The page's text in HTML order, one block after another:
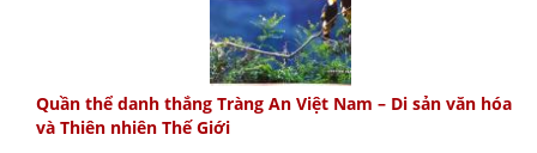
Quần thể danh thắng Tràng An Việt Nam – Di sản văn hóa
và Thiên nhiên Thế Giới